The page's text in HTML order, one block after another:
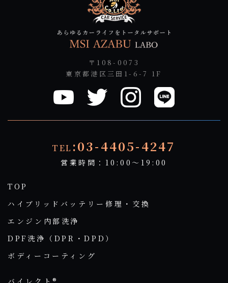
〒108-0073
東京都港区三田1-6-7 1F
TEL :03-4405-4247
営業時間：10:00～19:00
TOP
ハイブリッドバッテリー修理・交換
エンジン内部洗浄
DPF洗浄（DPR・DPD）
ボディーコーティング
バイレクト®